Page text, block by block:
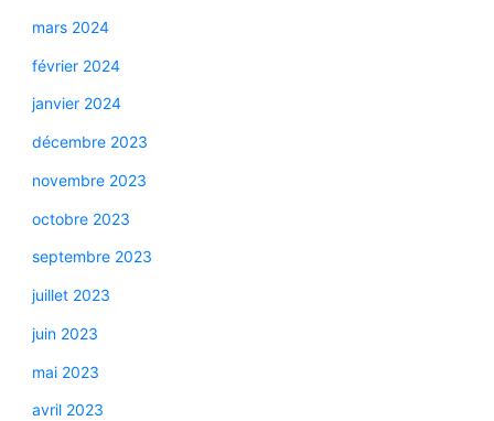
mars 2024
février 2024
janvier 2024
décembre 2023
novembre 2023
octobre 2023
septembre 2023
juillet 2023
juin 2023
mai 2023
avril 2023